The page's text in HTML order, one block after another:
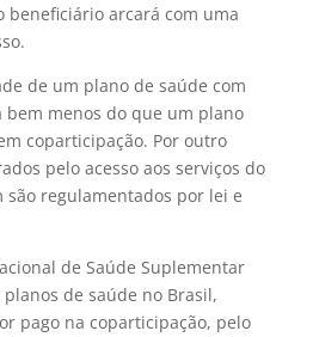
beneficiário arcará com uma
de um plano de saúde com
bem menos do que um plano
coparticipação. Por outro
pelo acesso aos serviços do
regulamentados por lei e
de Saúde Suplementar
planos de saúde no Brasil,
pago na coparticipação, pelo